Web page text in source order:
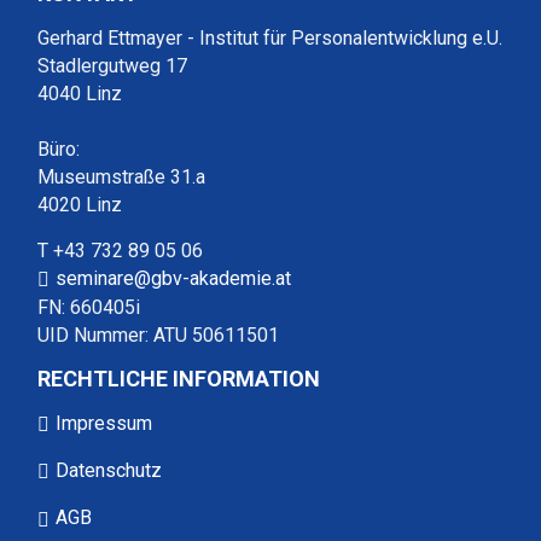
Gerhard Ettmayer - Institut für Personalentwicklung e.U.
Stadlergutweg 17
4040 Linz
Büro:
Museumstraße 31.a
4020 Linz
T +43 732 89 05 06
seminare@gbv-akademie.at
FN: 660405i
UID Nummer: ATU 50611501
RECHTLICHE INFORMATION
Impressum
Datenschutz
AGB